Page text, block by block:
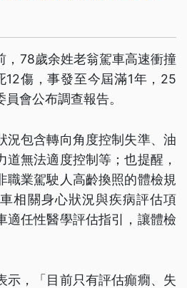
，78歲余姓老翁駕車高速衝撞
12傷，事發至今屆滿1年，25
會公布調查報告。
況包含轉向角度控制失準、油
道無法適度控制等；也提醒，
職業駕駛人高齡換照的體檢規
相關身心狀況與疾病評估項
適任性醫學評估指引，讓體檢
示，「目前只有評估癲癇、失